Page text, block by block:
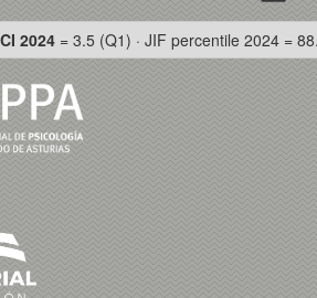
2024 = 3.5 (Q1) · JIF percentile 2024 =